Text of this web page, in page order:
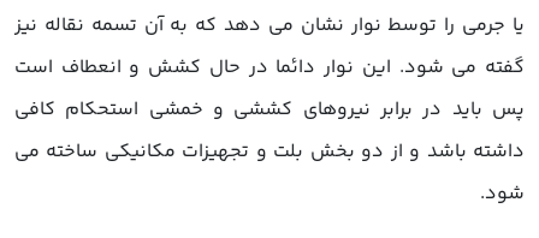
یا جرمی را توسط نوار نشان می دهد که به آن تسمه نقاله نیز
گفته می شود. این نوار دائما در حال کشش و انعطاف است
پس باید در برابر نیروهای کششی و خمشی استحکام کافی
داشته باشد و از دو بخش بلت و تجهیزات مکانیکی ساخته می
شود.